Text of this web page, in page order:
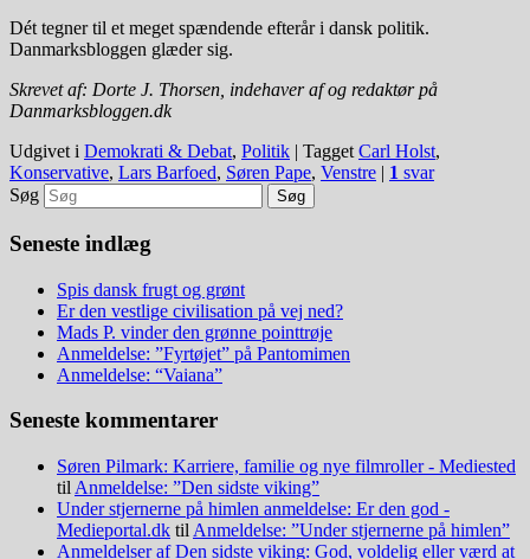
Dét tegner til et meget spændende efterår i dansk politik.
Danmarksbloggen glæder sig.
Skrevet af: Dorte J. Thorsen, indehaver af og redaktør på
Danmarksbloggen.dk
Udgivet i Demokrati & Debat, Politik | Tagget Carl Holst,
Konservative, Lars Barfoed, Søren Pape, Venstre | 1 svar
Søg
Seneste indlæg
Spis dansk frugt og grønt
Er den vestlige civilisation på vej ned?
Mads P. vinder den grønne pointtrøje
Anmeldelse: ”Fyrtøjet” på Pantomimen
Anmeldelse: “Vaiana”
Seneste kommentarer
Søren Pilmark: Karriere, familie og nye filmroller - Mediested
til Anmeldelse: ”Den sidste viking”
Under stjernerne på himlen anmeldelse: Er den god -
Medieportal.dk til Anmeldelse: ”Under stjernerne på himlen”
Anmeldelser af Den sidste viking: God, voldelig eller værd at